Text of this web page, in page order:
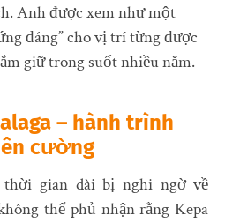
Anh được xem như một
đáng” cho vị trí từng được
giữ trong suốt nhiều năm.
– hành trình
cường
gian dài bị nghi ngờ về
thể phủ nhận rằng Kepa